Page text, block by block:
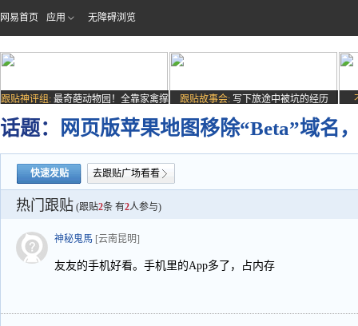
网易首页 应用 无障碍浏览
跟贴神评组: 最奇葩动物园！全靠家禽撑
场子
跟贴故事会: 写下旅途中被坑的经历
话题： 网页版苹果地图移除“Beta”域名
快速发贴 去跟贴广场看看
热门跟贴 (跟贴2条 有2人参与)
神秘鬼馬 [云南昆明]
友友的手机好看。手机里的App多了，占内存